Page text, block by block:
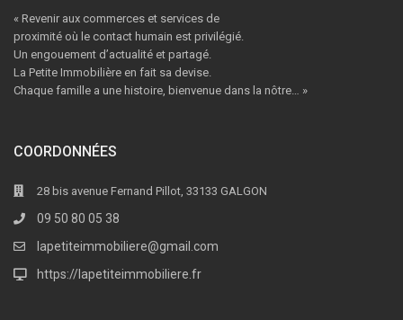
« Revenir aux commerces et services de
proximité où le contact humain est privilégié.
Un engouement d’actualité et partagé.
La Petite Immobilière en fait sa devise.
Chaque famille a une histoire, bienvenue dans la nôtre… »
COORDONNÉES
28 bis avenue Fernand Pillot, 33133 GALGON
09 50 80 05 38
lapetiteimmobiliere@gmail.com
https://lapetiteimmobiliere.fr